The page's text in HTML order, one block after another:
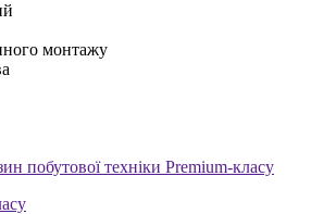
монтажу